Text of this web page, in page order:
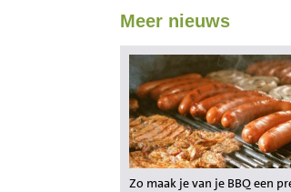
Meer nieuws
Zo maak je van je BBQ een